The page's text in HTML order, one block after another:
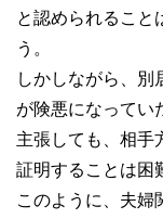
と認められること
う。
しかしながら、別
が険悪になってい
主張しても、相手
証明することは困
このように、夫婦